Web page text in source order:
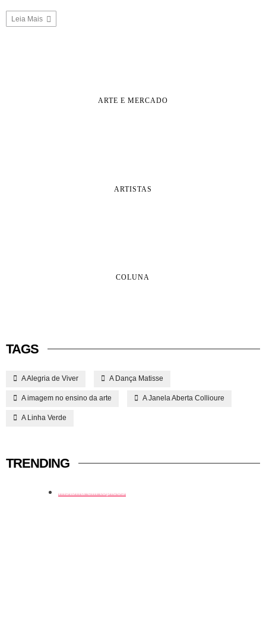
Leia Mais
ARTE E MERCADO
ARTISTAS
COLUNA
TAGS
A Alegria de Viver A Dança Matisse
A imagem no ensino da arte A Janela Aberta Collioure
A Linha Verde
TRENDING
história em tópicos